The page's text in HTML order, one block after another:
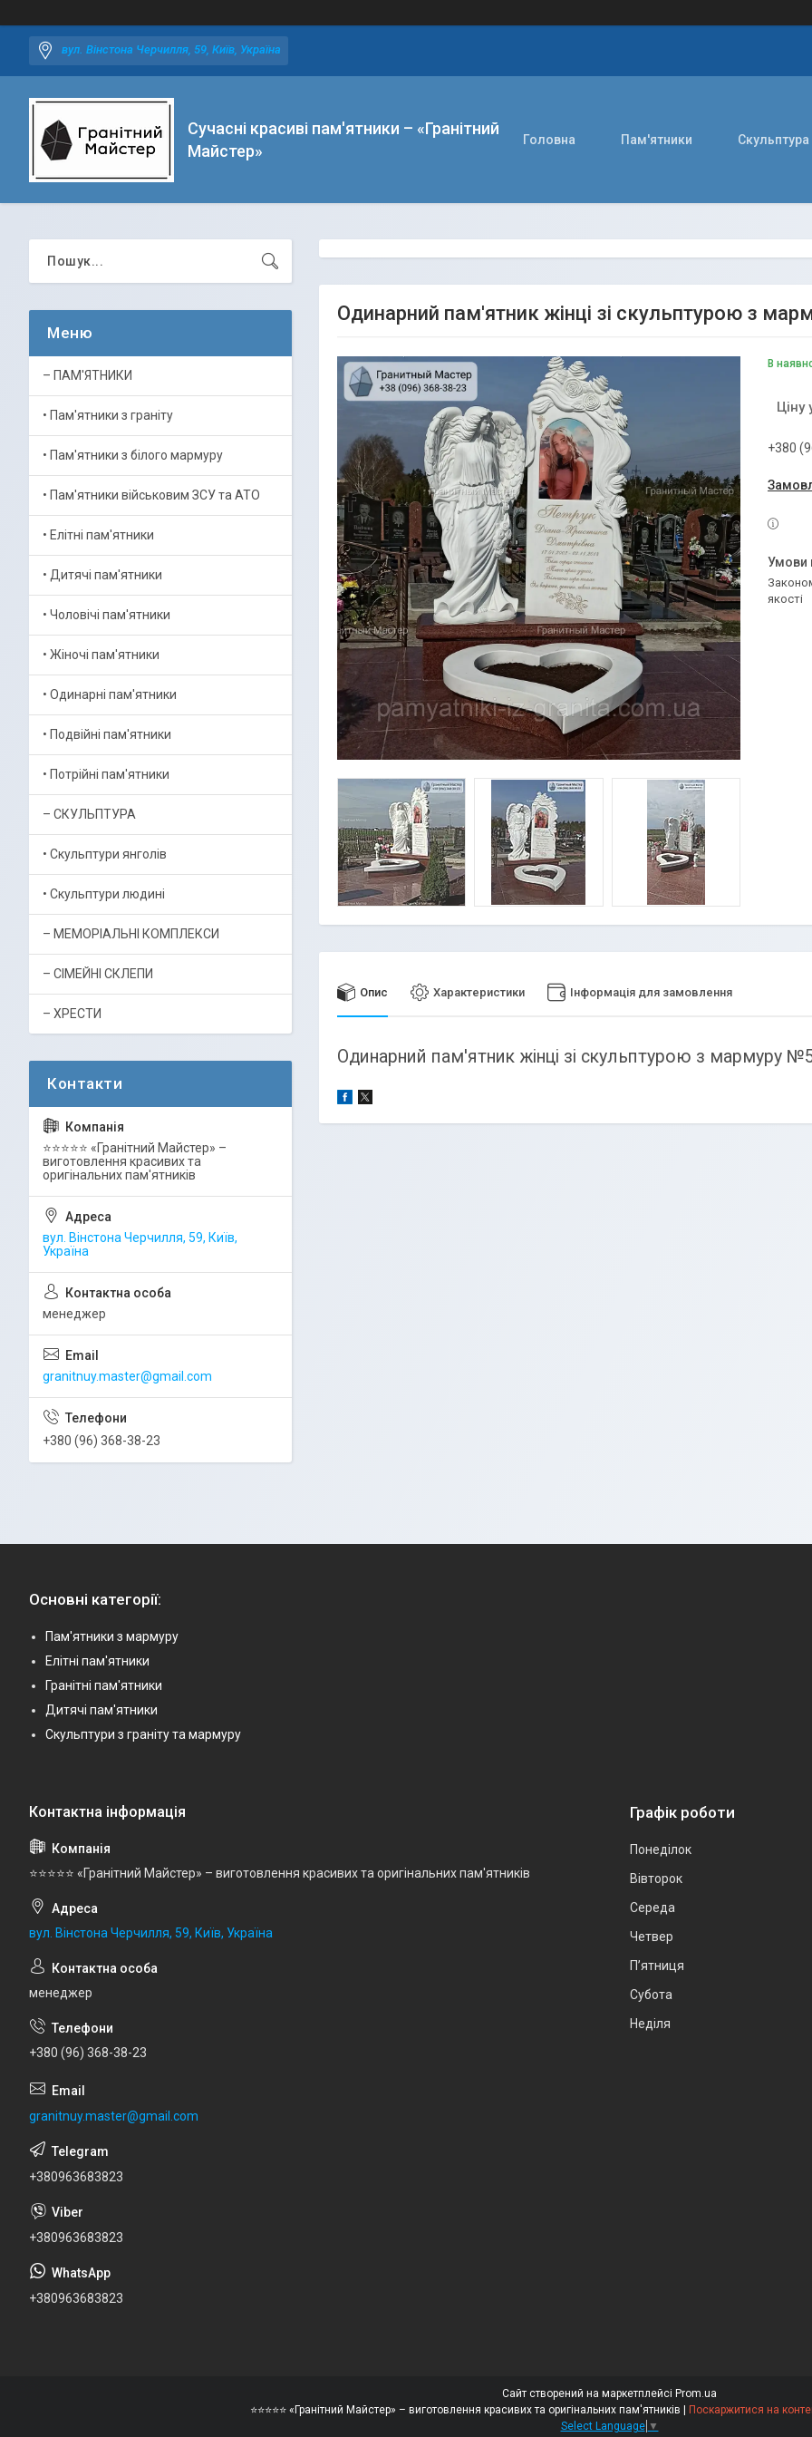
вул. Вінстона Черчилля, 59, Київ, Україна
Сучасні красиві пам'ятники – «Гранітний
Майстер»
Головна Пам'ятники Скульптура
Одинарний пам'ятник жінці зі скульптурою з
В
Ціну
+380
Законом не передбачено повернення та обмін даного товару належної
якості
Опис Характеристики Інформація для замовлення
Одинарний пам'ятник жінці зі скульптурою з мармуру
– ПАМ'ЯТНИКИ
• Пам'ятники з граніту
• Пам'ятники з білого мармуру
• Пам'ятники військовим ЗСУ та АТО
• Елітні пам'ятники
• Дитячі пам'ятники
• Чоловічі пам'ятники
• Жіночі пам'ятники
• Одинарні пам'ятники
• Подвійні пам'ятники
• Потрійні пам'ятники
– СКУЛЬПТУРА
• Скульптури янголів
• Скульптури людині
– МЕМОРІАЛЬНІ КОМПЛЕКСИ
– СІМЕЙНІ СКЛЕПИ
– ХРЕСТИ
⭐⭐⭐⭐⭐ «Гранітний Майстер» –
виготовлення красивих та
оригінальних пам'ятників
вул. Вінстона Черчилля, 59, Київ,
Україна
менеджер
granitnuy.master@gmail.com
+380 (96) 368-38-23
Основні категорії:
Пам'ятники з мармуру
Елітні пам'ятники
Гранітні пам'ятники
Дитячі пам'ятники
Скульптури з граніту та мармуру
⭐⭐⭐⭐⭐ «Гранітний Майстер» – виготовлення красивих та оригінальних пам'ятників
вул. Вінстона Черчилля, 59, Київ, Україна
менеджер
+380 (96) 368-38-23
granitnuy.master@gmail.com
+380963683823
+380963683823
+380963683823
Графік роботи
Понеділок
Вівторок
Середа
Четвер
Пʼятниця
Субота
Неділя
Сайт створений на маркетплейсі Prom.ua
⭐⭐⭐⭐⭐ «Гранітний Майстер» – виготовлення красивих та оригінальних пам'ятників | Поскаржитися на
Select Language ▼